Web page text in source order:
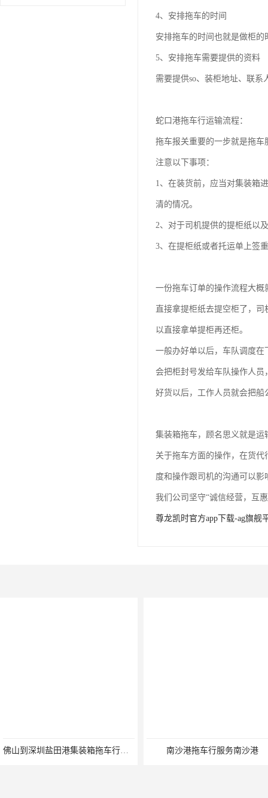
4、安排拖车的时间
安排拖车的时间也就是做柜
5、安排拖车需要提供的资料
需要提供so、装柜地址、联
蛇口港拖车行运输流程：
拖车报关重要的一步就是拖
注意以下事项：
1、在装货前，应当对集装箱
清的情况。
2、对于司机提供的提柜纸以
3、在提柜纸或者托运单上签
一份拖车订单的操作流程大概
直接拿提柜纸去提空柜了，
以直接拿单提柜再还柜。
一般办好单以后，车队调度
会把柜封号发给车队操作人
好货以后，工作人员就会把
集装箱拖车，顾名思义就是
关于拖车方面的操作，在货
度和操作跟司机的沟通可以
我们公司坚守“诚信经营，互
尊龙凯时官方app下载-ag旗舰
佛山到深圳盐田港集装箱拖车行单价|深耕港口服务 南沙港拖车行服务南沙港